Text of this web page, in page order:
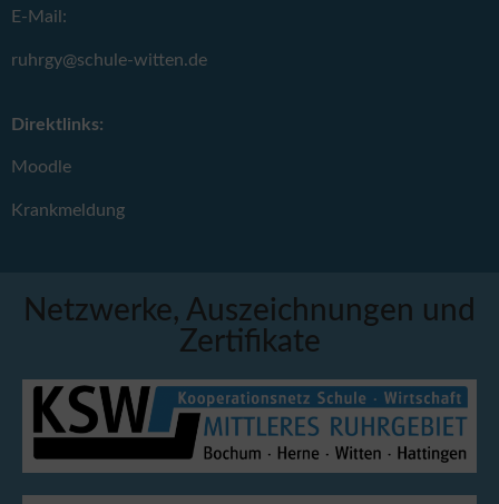
E-Mail:
ruhrgy@schule-witten.de
Direktlinks:
Moodle
Krankmeldung
Netzwerke, Auszeichnungen und
Zertifikate